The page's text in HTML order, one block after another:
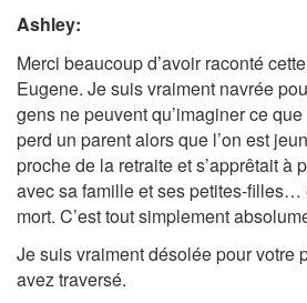
Ashley:
Merci beaucoup d’avoir raconté
Eugene. Je suis vraiment navrée
gens ne peuvent qu’imaginer ce que
perd un parent alors que l’on est
proche de la retraite et s’apprêtait à
avec sa famille et ses petites-filles…
mort. C’est tout simplement
Je suis vraiment désolée pour votre
avez traversé.